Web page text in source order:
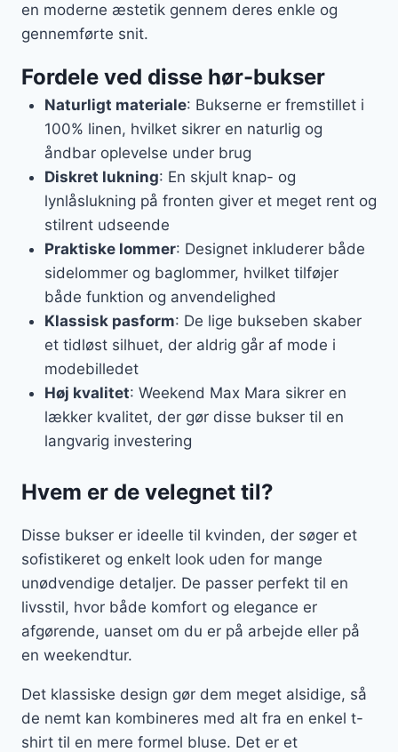
en moderne æstetik gennem deres enkle og
gennemførte snit.
Fordele ved disse hør-bukser
Naturligt materiale: Bukserne er fremstillet i
100% linen, hvilket sikrer en naturlig og
åndbar oplevelse under brug
Diskret lukning: En skjult knap- og
lynlåslukning på fronten giver et meget rent og
stilrent udseende
Praktiske lommer: Designet inkluderer både
sidelommer og baglommer, hvilket tilføjer
både funktion og anvendelighed
Klassisk pasform: De lige bukseben skaber
et tidløst silhuet, der aldrig går af mode i
modebilledet
Høj kvalitet: Weekend Max Mara sikrer en
lækker kvalitet, der gør disse bukser til en
langvarig investering
Hvem er de velegnet til?
Disse bukser er ideelle til kvinden, der søger et
sofistikeret og enkelt look uden for mange
unødvendige detaljer. De passer perfekt til en
livsstil, hvor både komfort og elegance er
afgørende, uanset om du er på arbejde eller på
en weekendtur.
Det klassiske design gør dem meget alsidige, så
de nemt kan kombineres med alt fra en enkel t-
shirt til en mere formel bluse. Det er et